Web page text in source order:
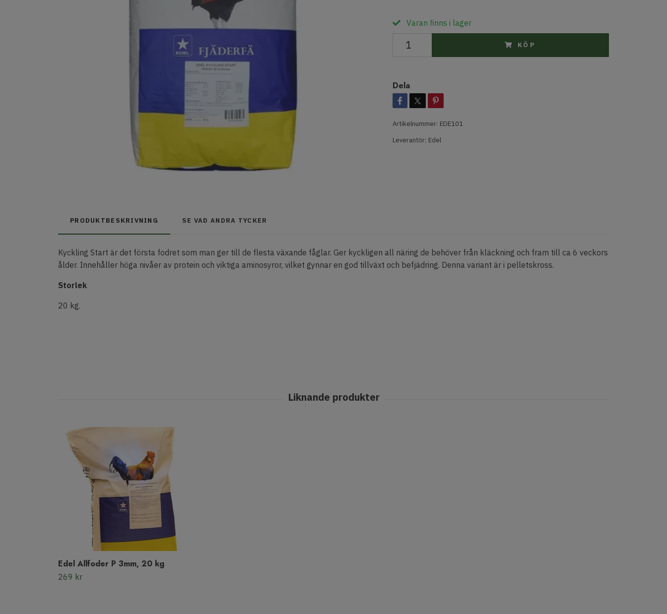
Varan finns i lager
KÖP
Dela
Artikelnummer: EDE101
Leverantör: Edel
PRODUKTBESKRIVNING SE VAD ANDRA TYCKER
Kyckling Start är det första fodret som man ger till de flesta växande fåglar. Ger kyckligen all näring de behöver från kläckning och fram till ca 6 veckors
ålder. Innehåller höga nivåer av protein och viktiga aminosyror, vilket gynnar en god tillväxt och befjädring. Denna variant är i pelletskross.
Storlek
20 kg.
Edel Allfoder P 3mm, 20 kg
269 kr